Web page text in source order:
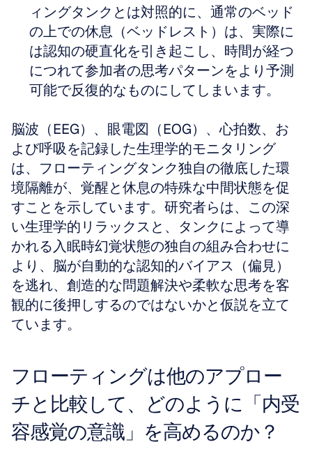
ィングタンクとは対照的に、通常のベッド
の上での休息（ベッドレスト）は、実際に
は認知の硬直化を引き起こし、時間が経つ
につれて参加者の思考パターンをより予測
可能で反復的なものにしてしまいます。
脳波（EEG）、眼電図（EOG）、心拍数、お
よび呼吸を記録した生理学的モニタリング
は、フローティングタンク独自の徹底した環
境隔離が、覚醒と休息の特殊な中間状態を促
すことを示しています。研究者らは、この深
い生理学的リラックスと、タンクによって導
かれる入眠時幻覚状態の独自の組み合わせに
より、脳が自動的な認知的バイアス（偏見）
を逃れ、創造的な問題解決や柔軟な思考を客
観的に後押しするのではないかと仮説を立て
ています。
フローティングは他のアプロー
チと比較して、どのように「内受
容感覚の意識」を高めるのか？